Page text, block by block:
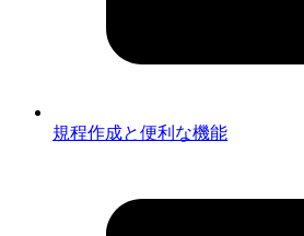
規程作成と便利な機能